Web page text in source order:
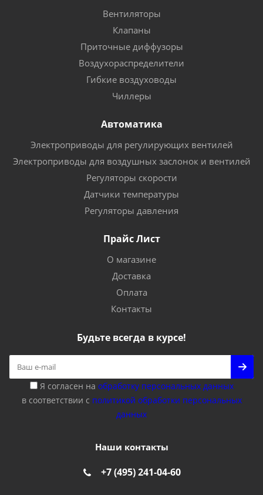
Вентиляторы
Клапаны
Приточные диффузоры
Воздухораспределители
Гибкие воздуховоды
Чиллеры
Автоматика
Электроприводы для регулирующих вентилей
Электроприводы для воздушных заслонок и вентилей
Регуляторы скорости
Датчики температуры
Регуляторы давления
Прайс Лист
О магазине
Доставка
Оплата
Контакты
Будьте всегда в курсе!
Я согласен на обработку персональных данных
в соответствии с политикой обработки персональных
данных
Наши контакты
+7 (495) 241-04-60